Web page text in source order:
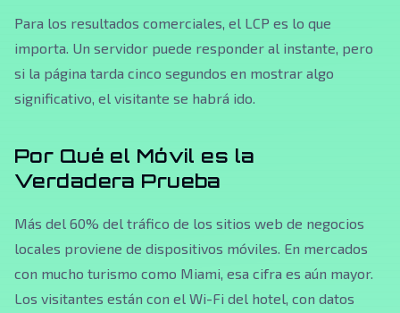
Para los resultados comerciales, el LCP es lo que
importa. Un servidor puede responder al instante, pero
si la página tarda cinco segundos en mostrar algo
significativo, el visitante se habrá ido.
Por Qué el Móvil es la
Verdadera Prueba
Más del 60% del tráfico de los sitios web de negocios
locales proviene de dispositivos móviles. En mercados
con mucho turismo como Miami, esa cifra es aún mayor.
Los visitantes están con el Wi-Fi del hotel, con datos